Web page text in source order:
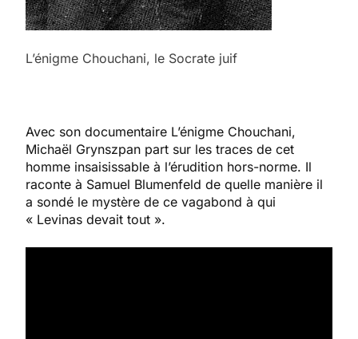
L’énigme Chouchani, le Socrate juif
Avec son documentaire L’énigme Chouchani,
Michaël Grynszpan part sur les traces de cet
homme insaisissable à l’érudition hors-norme. Il
raconte à Samuel Blumenfeld de quelle manière il
a sondé le mystère de ce vagabond à qui
« Levinas devait tout ».